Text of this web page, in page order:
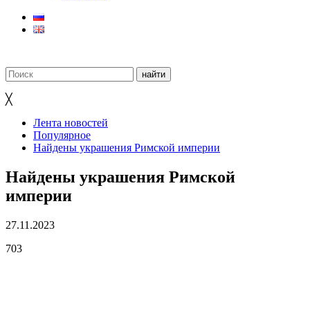
╳
Лента новостей
Популярное
Найдены украшения Римской империи
Найдены украшения Римской
империи
27.11.2023
703